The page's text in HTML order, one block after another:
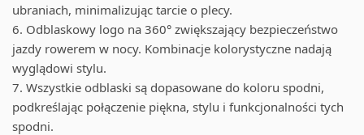
ubraniach, minimalizując tarcie o plecy.
6. Odblaskowy logo na 360° zwiększający bezpieczeństwo
jazdy rowerem w nocy. Kombinacje kolorystyczne nadają
wyglądowi stylu.
7. Wszystkie odblaski są dopasowane do koloru spodni,
podkreślając połączenie piękna, stylu i funkcjonalności tych
spodni.